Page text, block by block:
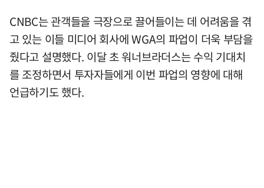
CNBC는 관객들을 극장으로 끌어들이는 데 어려움을 겪
고 있는 이들 미디어 회사에 WGA의 파업이 더욱 부담을
줬다고 설명했다. 이달 초 워너브라더스는 수익 기대치
를 조정하면서 투자자들에게 이번 파업의 영향에 대해
언급하기도 했다.